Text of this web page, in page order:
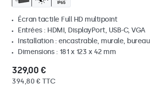
Écran tactile Full HD multipoint
Entrées : HDMI, DisplayPort, USB-C, VGA
Installation : encastrable, murale, bureau
Dimensions : 181 x 123 x 42 mm
329,00 €
394,80 € TTC